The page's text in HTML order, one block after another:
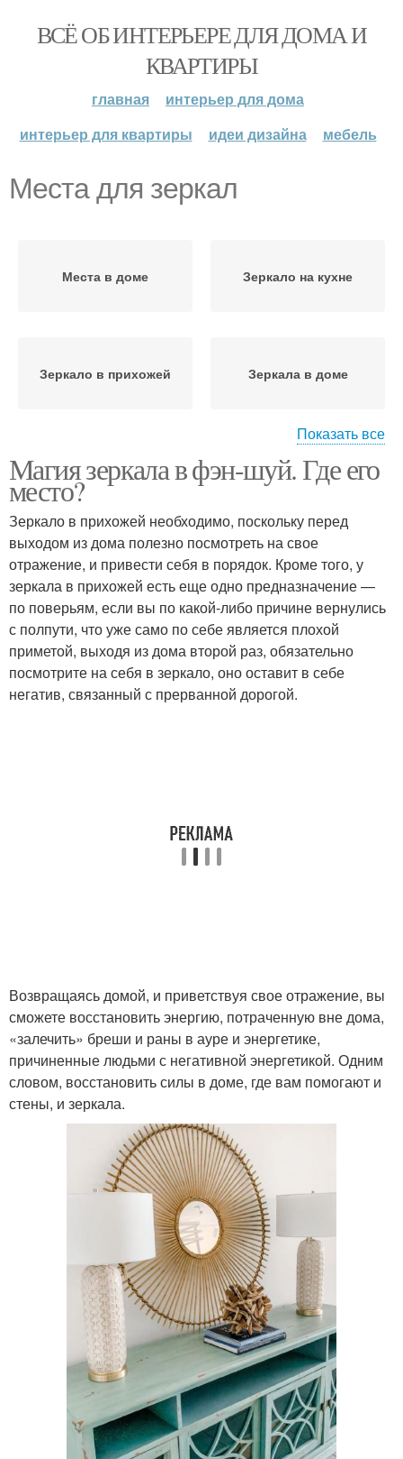
ВСЁ ОБ ИНТЕРЬЕРЕ ДЛЯ ДОМА И
КВАРТИРЫ
главная
интерьер для дома
интерьер для квартиры
идеи дизайна мебель
Места для зеркал
Места в доме Зеркало на кухне
Зеркало в прихожей Зеркала в доме
Рабочий место
Зеркало на входной
двери
Зеркало в саду Зеркала к двери
Чистое зеркало Новое зеркало
Показать все
Магия зеркала в фэн-шуй. Где его
место?
Зеркало в прихожей необходимо, поскольку перед
выходом из дома полезно посмотреть на свое
отражение, и привести себя в порядок. Кроме того, у
зеркала в прихожей есть еще одно предназначение —
по поверьям, если вы по какой-либо причине вернулись
с полпути, что уже само по себе является плохой
приметой, выходя из дома второй раз, обязательно
посмотрите на себя в зеркало, оно оставит в себе
негатив, связанный с прерванной дорогой.
Возвращаясь домой, и приветствуя свое отражение, вы
сможете восстановить энергию, потраченную вне дома,
«залечить» бреши и раны в ауре и энергетике,
причиненные людьми с негативной энергетикой. Одним
словом, восстановить силы в доме, где вам помогают и
стены, и зеркала.